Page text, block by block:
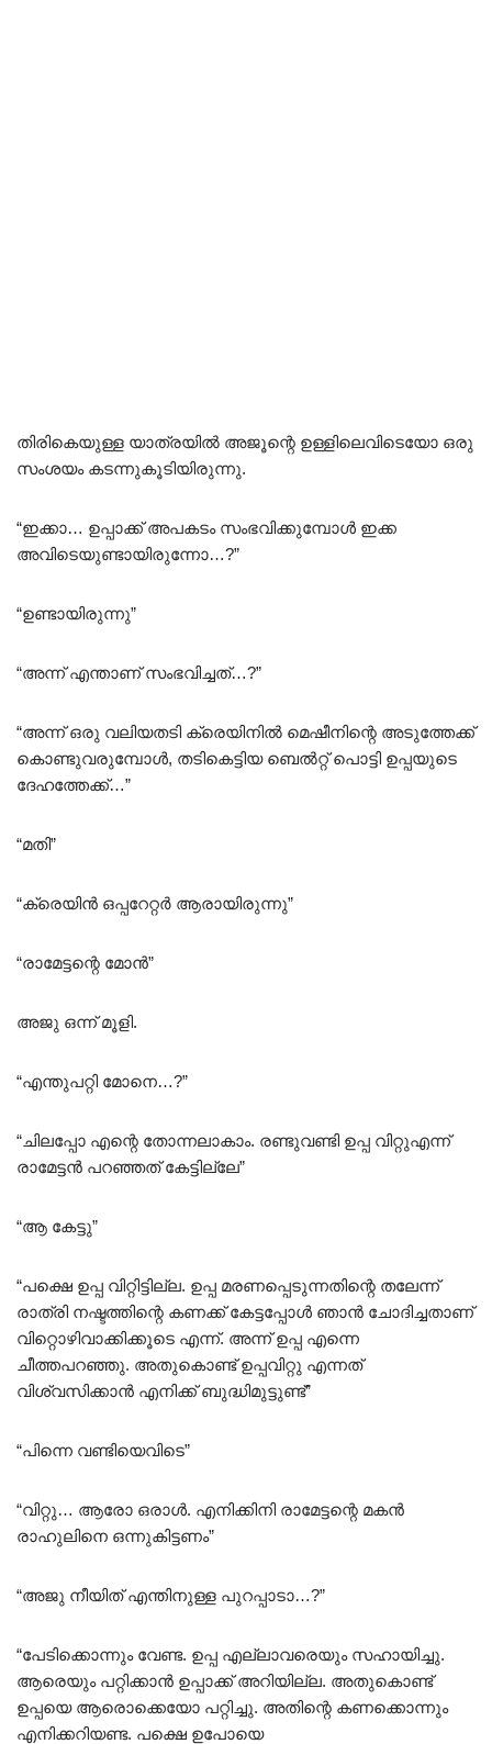
തിരികെയുള്ള യാത്രയിൽ അജൂന്റെ ഉള്ളിലെവിടെയോ ഒരു
സംശയം കടന്നുകൂടിയിരുന്നു.
“ഇക്കാ… ഉപ്പാക്ക് അപകടം സംഭവിക്കുമ്പോൾ ഇക്ക
അവിടെയുണ്ടായിരുന്നോ…?”
“ഉണ്ടായിരുന്നു”
“അന്ന് എന്താണ് സംഭവിച്ചത്…?”
“അന്ന് ഒരു വലിയതടി ക്രെയിനിൽ മെഷീനിന്റെ അടുത്തേക്ക്
കൊണ്ടുവരുമ്പോൾ, തടികെട്ടിയ ബെൽറ്റ് പൊട്ടി ഉപ്പയുടെ
ദേഹത്തേക്ക്…”
“മതി”
“ക്രെയിൻ ഒപ്പറേറ്റർ ആരായിരുന്നു”
“രാമേട്ടന്റെ മോൻ”
അജു ഒന്ന് മൂളി.
“എന്തുപറ്റി മോനെ…?”
“ചിലപ്പോ എന്റെ തോന്നലാകാം. രണ്ടുവണ്ടി ഉപ്പ വിറ്റുഎന്ന്
രാമേട്ടൻ പറഞ്ഞത് കേട്ടില്ലേ”
“ആ കേട്ടു”
“പക്ഷെ ഉപ്പ വിറ്റിട്ടില്ല. ഉപ്പ മരണപ്പെടുന്നതിന്റെ തലേന്ന്
രാത്രി നഷ്ടത്തിന്റെ കണക്ക് കേട്ടപ്പോൾ ഞാൻ ചോദിച്ചതാണ്
വിറ്റൊഴിവാക്കിക്കൂടെ എന്ന്. അന്ന് ഉപ്പ എന്നെ
ചീത്തപറഞ്ഞു. അതുകൊണ്ട് ഉപ്പവിറ്റു എന്നത്
വിശ്വസിക്കാൻ എനിക്ക് ബുദ്ധിമുട്ടുണ്ട്”
“പിന്നെ വണ്ടിയെവിടെ”
“വിറ്റു… ആരോ ഒരാൾ. എനിക്കിനി രാമേട്ടന്റെ മകൻ
രാഹുലിനെ ഒന്നുകിട്ടണം”
“അജു നീയിത് എന്തിനുള്ള പുറപ്പാടാ…?”
“പേടിക്കൊന്നും വേണ്ട. ഉപ്പ എല്ലാവരെയും സഹായിച്ചു.
ആരെയും പറ്റിക്കാൻ ഉപ്പാക്ക് അറിയില്ല. അതുകൊണ്ട്
ഉപ്പയെ ആരൊക്കെയോ പറ്റിച്ചു. അതിന്റെ കണക്കൊന്നും
എനിക്കറിയണ്ട. പക്ഷെ ഉപോയെ